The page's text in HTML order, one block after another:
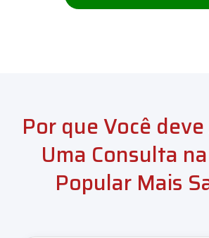
Por que Você
Uma Consulta
Popular Mais